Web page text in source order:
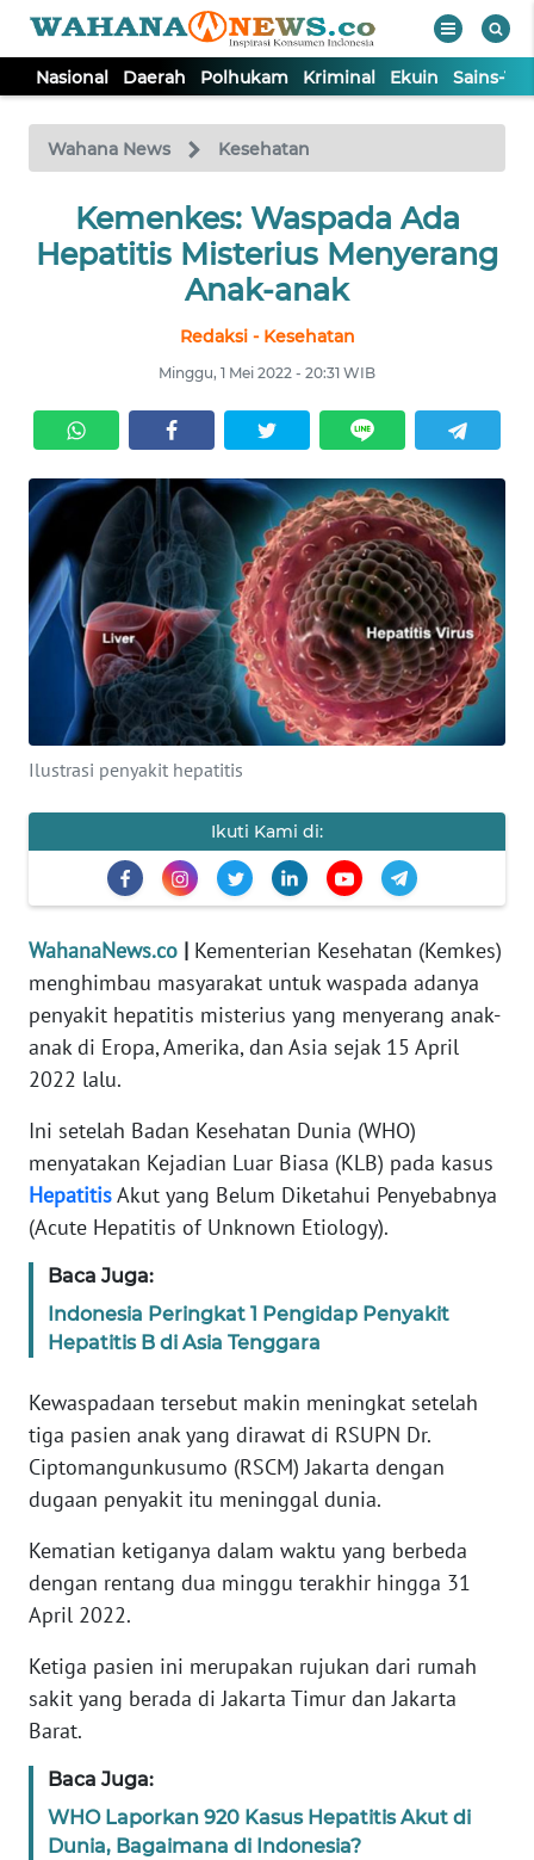
Nasional Daerah Polhukam Kriminal Ekuin Sains-
Wahana News Kesehatan
Kemenkes: Waspada Ada
Hepatitis Misterius Menyerang
Anak-anak
Redaksi - Kesehatan
Minggu, 1 Mei 2022 - 20:31 WIB
Ilustrasi penyakit hepatitis
Ikuti Kami di:
WahanaNews.co | Kementerian Kesehatan (Kemkes)
menghimbau masyarakat untuk waspada adanya
penyakit hepatitis misterius yang menyerang anak-
anak di Eropa, Amerika, dan Asia sejak 15 April
2022 lalu.
Ini setelah Badan Kesehatan Dunia (WHO)
menyatakan Kejadian Luar Biasa (KLB) pada kasus
HepatitisAkut yang Belum Diketahui Penyebabnya
(Acute Hepatitis of Unknown Etiology).
Baca Juga:
Indonesia Peringkat 1 Pengidap Penyakit
Hepatitis B di Asia Tenggara
Kewaspadaan tersebut makin meningkat setelah
tiga pasien anak yang dirawat di RSUPN Dr.
Ciptomangunkusumo (RSCM) Jakarta dengan
dugaan penyakit itu meninggal dunia.
Kematian ketiganya dalam waktu yang berbeda
dengan rentang dua minggu terakhir hingga 31
April 2022.
Ketiga pasien ini merupakan rujukan dari rumah
sakit yang berada di Jakarta Timur dan Jakarta
Barat.
Baca Juga:
WHO Laporkan 920 Kasus Hepatitis Akut di
Dunia, Bagaimana di Indonesia?
TV
Tutup
NASIONAL
KRIMINAL
EKUIN
SAINS-TEKNO
KESEHATAN
INTERNASIONAL
SERBA-SERBI
PENDIDIKAN
OLAHRAGA
OPINI
EDITORIAL
Informasi
INDEKS
BERITA
KONTAK
KAMI
INFO
IKLAN
TENTANG
PEDOMAN
MEDIA
REDAKSI
KARIR
DISCLAIMER
Wahana
Regional